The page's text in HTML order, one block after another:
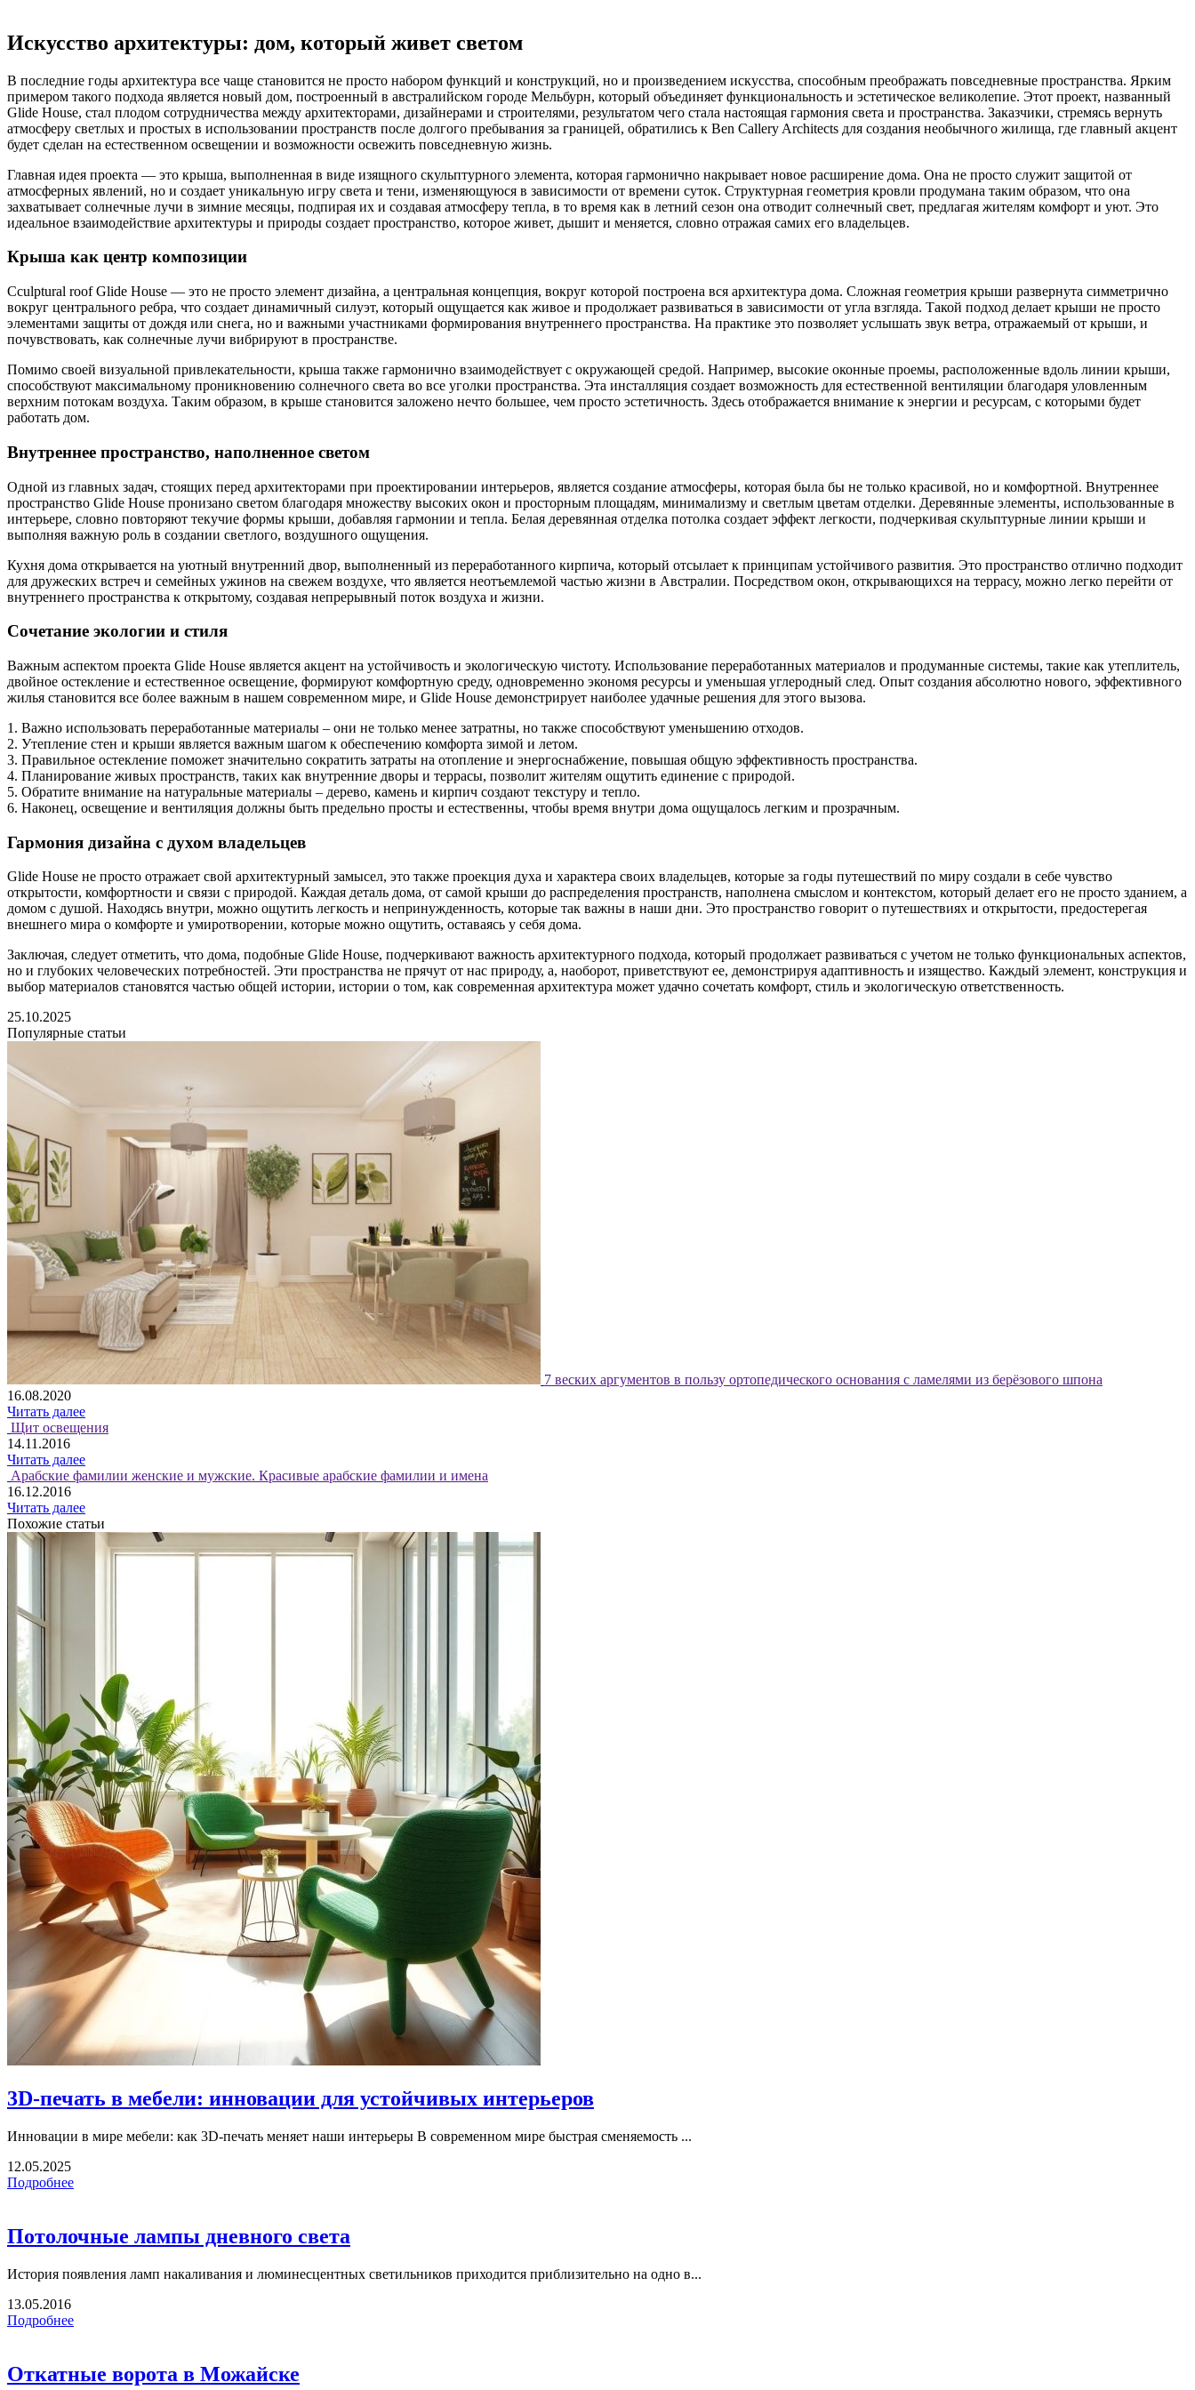
Искусство архитектуры: дом, который живет светом
В последние годы архитектура все чаще становится не просто набором функций и конструкций, но и произведением искусства, способным преображать повседневные пространства. Ярким
примером такого подхода является новый дом, построенный в австралийском городе Мельбурн, который объединяет функциональность и эстетическое великолепие. Этот проект, названный
Glide House, стал плодом сотрудничества между архитекторами, дизайнерами и строителями, результатом чего стала настоящая гармония света и пространства. Заказчики, стремясь вернуть
атмосферу светлых и простых в использовании пространств после долгого пребывания за границей, обратились к Ben Callery Architects для создания необычного жилища, где главный акцент
будет сделан на естественном освещении и возможности освежить повседневную жизнь.
Главная идея проекта — это крыша, выполненная в виде изящного скульптурного элемента, которая гармонично накрывает новое расширение дома. Она не просто служит защитой от
атмосферных явлений, но и создает уникальную игру света и тени, изменяющуюся в зависимости от времени суток. Структурная геометрия кровли продумана таким образом, что она
захватывает солнечные лучи в зимние месяцы, подпирая их и создавая атмосферу тепла, в то время как в летний сезон она отводит солнечный свет, предлагая жителям комфорт и уют. Это
идеальное взаимодействие архитектуры и природы создает пространство, которое живет, дышит и меняется, словно отражая самих его владельцев.
Крыша как центр композиции
Сculptural roof Glide House — это не просто элемент дизайна, а центральная концепция, вокруг которой построена вся архитектура дома. Сложная геометрия крыши развернута симметрично
вокруг центрального ребра, что создает динамичный силуэт, который ощущается как живое и продолжает развиваться в зависимости от угла взгляда. Такой подход делает крыши не просто
элементами защиты от дождя или снега, но и важными участниками формирования внутреннего пространства. На практике это позволяет услышать звук ветра, отражаемый от крыши, и
почувствовать, как солнечные лучи вибрируют в пространстве.
Помимо своей визуальной привлекательности, крыша также гармонично взаимодействует с окружающей средой. Например, высокие оконные проемы, расположенные вдоль линии крыши,
способствуют максимальному проникновению солнечного света во все уголки пространства. Эта инсталляция создает возможность для естественной вентиляции благодаря уловленным
верхним потокам воздуха. Таким образом, в крыше становится заложено нечто большее, чем просто эстетичность. Здесь отображается внимание к энергии и ресурсам, с которыми будет
работать дом.
Внутреннее пространство, наполненное светом
Одной из главных задач, стоящих перед архитекторами при проектировании интерьеров, является создание атмосферы, которая была бы не только красивой, но и комфортной. Внутреннее
пространство Glide House пронизано светом благодаря множеству высоких окон и просторным площадям, минимализму и светлым цветам отделки. Деревянные элементы, использованные в
интерьере, словно повторяют текучие формы крыши, добавляя гармонии и тепла. Белая деревянная отделка потолка создает эффект легкости, подчеркивая скульптурные линии крыши и
выполняя важную роль в создании светлого, воздушного ощущения.
Кухня дома открывается на уютный внутренний двор, выполненный из переработанного кирпича, который отсылает к принципам устойчивого развития. Это пространство отлично подходит
для дружеских встреч и семейных ужинов на свежем воздухе, что является неотъемлемой частью жизни в Австралии. Посредством окон, открывающихся на террасу, можно легко перейти от
внутреннего пространства к открытому, создавая непрерывный поток воздуха и жизни.
Сочетание экологии и стиля
Важным аспектом проекта Glide House является акцент на устойчивость и экологическую чистоту. Использование переработанных материалов и продуманные системы, такие как утеплитель,
двойное остекление и естественное освещение, формируют комфортную среду, одновременно экономя ресурсы и уменьшая углеродный след. Опыт создания абсолютно нового, эффективного
жилья становится все более важным в нашем современном мире, и Glide House демонстрирует наиболее удачные решения для этого вызова.
1. Важно использовать переработанные материалы – они не только менее затратны, но также способствуют уменьшению отходов.
2. Утепление стен и крыши является важным шагом к обеспечению комфорта зимой и летом.
3. Правильное остекление поможет значительно сократить затраты на отопление и энергоснабжение, повышая общую эффективность пространства.
4. Планирование живых пространств, таких как внутренние дворы и террасы, позволит жителям ощутить единение с природой.
5. Обратите внимание на натуральные материалы – дерево, камень и кирпич создают текстуру и тепло.
6. Наконец, освещение и вентиляция должны быть предельно просты и естественны, чтобы время внутри дома ощущалось легким и прозрачным.
Гармония дизайна с духом владельцев
Glide House не просто отражает свой архитектурный замысел, это также проекция духа и характера своих владельцев, которые за годы путешествий по миру создали в себе чувство
открытости, комфортности и связи с природой. Каждая деталь дома, от самой крыши до распределения пространств, наполнена смыслом и контекстом, который делает его не просто зданием, а
домом с душой. Находясь внутри, можно ощутить легкость и непринужденность, которые так важны в наши дни. Это пространство говорит о путешествиях и открытости, предостерегая
внешнего мира о комфорте и умиротворении, которые можно ощутить, оставаясь у себя дома.
Заключая, следует отметить, что дома, подобные Glide House, подчеркивают важность архитектурного подхода, который продолжает развиваться с учетом не только функциональных аспектов,
но и глубоких человеческих потребностей. Эти пространства не прячут от нас природу, а, наоборот, приветствуют ее, демонстрируя адаптивность и изящество. Каждый элемент, конструкция и
выбор материалов становятся частью общей истории, истории о том, как современная архитектура может удачно сочетать комфорт, стиль и экологическую ответственность.
25.10.2025
Популярные статьи
7 веских аргументов в пользу ортопедического основания с ламелями из берёзового шпона
16.08.2020
Читать далее
Щит освещения
14.11.2016
Читать далее
Арабские фамилии женские и мужские. Красивые арабские фамилии и имена
16.12.2016
Читать далее
Похожие статьи
3D-печать в мебели: инновации для устойчивых интерьеров
Инновации в мире мебели: как 3D-печать меняет наши интерьеры В современном мире быстрая сменяемость ...
12.05.2025
Подробнее
Потолочные лампы дневного света
История появления ламп накаливания и люминесцентных светильников приходится приблизительно на одно в...
13.05.2016
Подробнее
Откатные ворота в Можайске